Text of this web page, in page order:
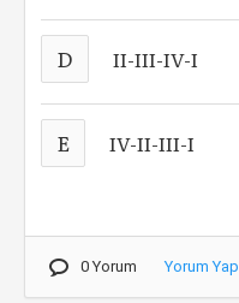
D II-III-IV-I
E IV-II-III-I
0 Yorum Yorum Yap